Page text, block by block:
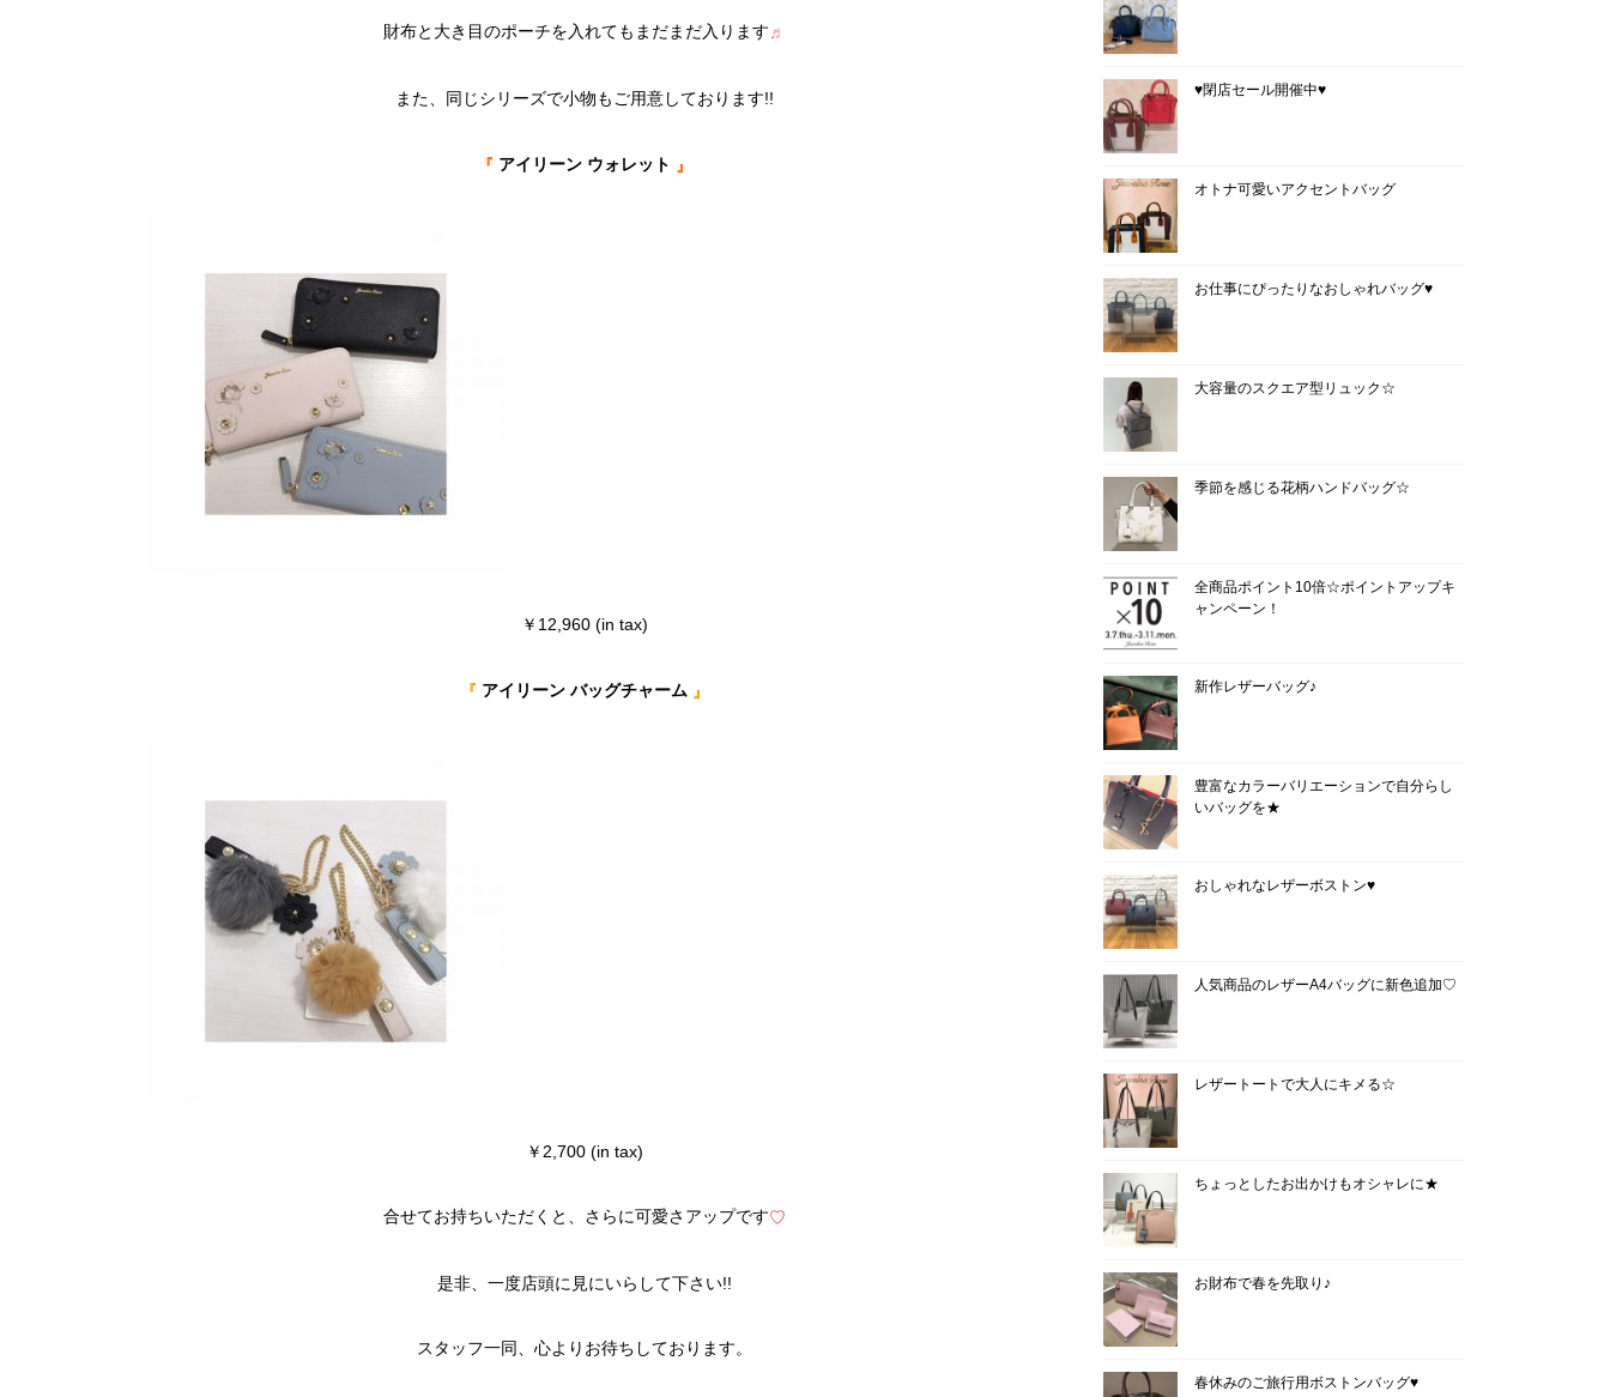
財布と大き目のポーチを入れてもまだまだ入ります♬
また、同じシリーズで小物もご用意しております!!
『 アイリーン ウォレット 』
￥12,960 (in tax)
『 アイリーン バッグチャーム 』
￥2,700 (in tax)
合せてお持ちいただくと、さらに可愛さアップです♡
是非、一度店頭に見にいらして下さい!!
スタッフ一同、心よりお待ちしております。
♥閉店セール開催中♥
オトナ可愛いアクセントバッグ
お仕事にぴったりなおしゃれバッグ♥
大容量のスクエア型リュック☆
季節を感じる花柄ハンドバッグ☆
全商品ポイント10倍☆ポイントアップキ
ャンペーン！
新作レザーバッグ♪
豊富なカラーバリエーションで自分らし
いバッグを★
おしゃれなレザーボストン♥
人気商品のレザーA4バッグに新色追加♡
レザートートで大人にキメる☆
ちょっとしたお出かけもオシャレに★
お財布で春を先取り♪
春休みのご旅行用ボストンバッグ♥